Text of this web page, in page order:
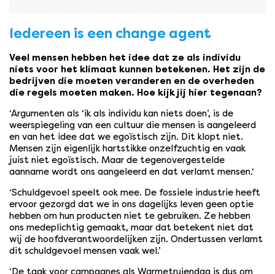
Iedereen is een change agent
Veel mensen hebben het idee dat ze als individu
niets voor het klimaat kunnen betekenen. Het zijn de
bedrijven die moeten veranderen en de overheden
die regels moeten maken. Hoe kijk jij hier tegenaan?
‘Argumenten als ‘ik als individu kan niets doen’, is de
weerspiegeling van een cultuur die mensen is aangeleerd
en van het idee dat we egoïstisch zijn. Dit klopt niet.
Mensen zijn eigenlijk hartstikke onzelfzuchtig en vaak
juist niet egoïstisch. Maar de tegenovergestelde
aanname wordt ons aangeleerd en dat verlamt mensen.‘
‘Schuldgevoel speelt ook mee. De fossiele industrie heeft
ervoor gezorgd dat we in ons dagelijks leven geen optie
hebben om hun producten niet te gebruiken. Ze hebben
ons medeplichtig gemaakt, maar dat betekent niet dat
wij de hoofdverantwoordelijken zijn. Ondertussen verlamt
dit schuldgevoel mensen vaak wel.’
‘De taak voor campagnes als Warmetruiendag is dus om